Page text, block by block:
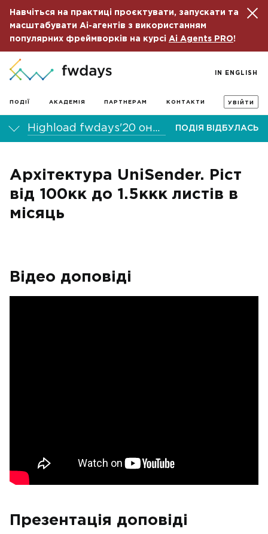
Навчіться на практиці проєктувати, запускати та
масштабувати Ai-агентів з використанням
популярних фреймворків на курсі Ai Agents PRO!
ПОДІЇ АКАДЕМІЯ ПАРТНЕРАМ КОНТАКТИ УВІЙТИ
IN ENGLISH
Highload fwdays'20 онлайн-конференція ПОДІЯ ВІДБУЛАСЬ
Архітектура UniSender. Ріст
від 100кк до 1.5ккк листів в
місяць
Відео доповіді
Презентація доповіді